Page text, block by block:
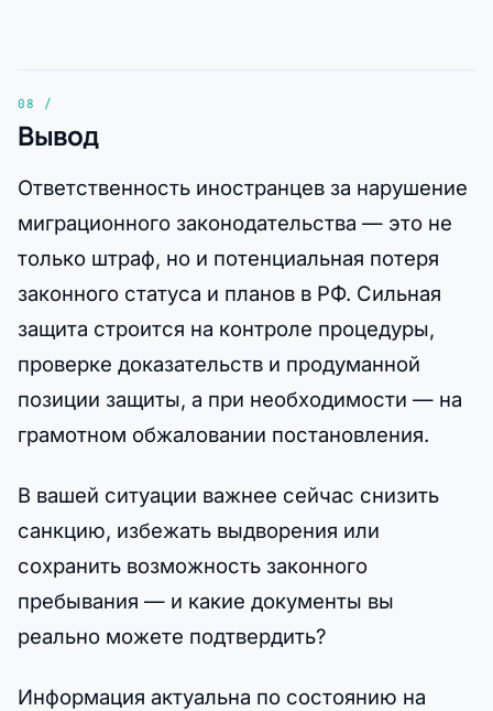
Вывод
Ответственность иностранцев за нарушение
миграционного законодательства — это не
только штраф, но и потенциальная потеря
законного статуса и планов в РФ. Сильная
защита строится на контроле процедуры,
проверке доказательств и продуманной
позиции защиты, а при необходимости — на
грамотном обжаловании постановления.
В вашей ситуации важнее сейчас снизить
санкцию, избежать выдворения или
сохранить возможность законного
пребывания — и какие документы вы
реально можете подтвердить?
Информация актуальна по состоянию на